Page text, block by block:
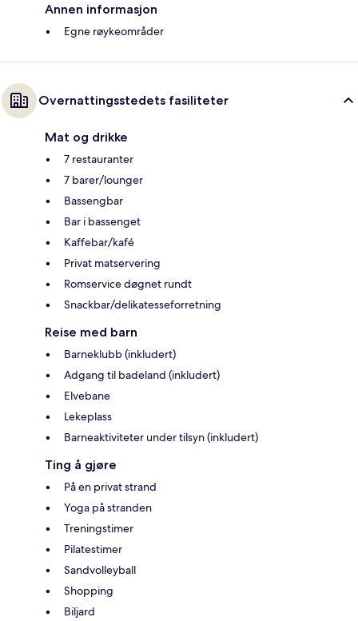
Annen informasjon
Egne røykeområder
Overnattingsstedets fasiliteter
Mat og drikke
7 restauranter
7 barer/lounger
Bassengbar
Bar i bassenget
Kaffebar/kafé
Privat matservering
Romservice døgnet rundt
Snackbar/delikatesseforretning
Reise med barn
Barneklubb (inkludert)
Adgang til badeland (inkludert)
Elvebane
Lekeplass
Barneaktiviteter under tilsyn (inkludert)
Ting å gjøre
På en privat strand
Yoga på stranden
Treningstimer
Pilatestimer
Sandvolleyball
Shopping
Biljard